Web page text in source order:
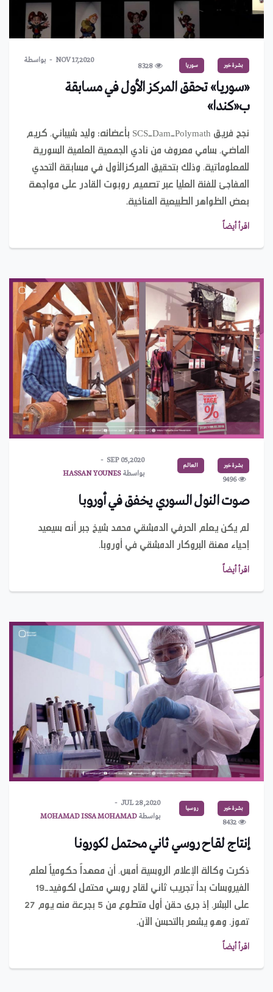
بشرة خير سوريا 8328
NOV 17,2020 بواسطة
«سوريا» تحقق المركز الأول في مسابقة
ب«كندا»
نجح فريق SCS-Dam-Polymath بأعضائه: وليد شيباني، كريم
الماضي، سامي معروف من نادي الجمعية العلمية السورية
للمعلوماتية، وذلك بتحقيق المركزالأول في مسابقة التحدي
المفاجئ للفئة العليا عبر تصميم روبوت القادر على مواجهة
بعض الظواهر الطبيعية المناخية.
اقرأ أيضاً
بشرة خير العالم
9496
SEP 05,2020
بواسطةHASSAN YOUNES
صوت النول السوري يخفق في أوروبا
لم يكن يعلم الحرفي الدمشقي محمد شيخ جبر أنه سيعيد
إحياء مهنة البروكار الدمشقي في أوروبا،
اقرأ أيضاً
بشرة خير روسيا
8432
JUL 28,2020
بواسطةMOHAMAD ISSA MOHAMAD
إنتاج لقاح روسي ثاني محتمل لكورونا
ذكرت وكالة الإعلام الروسية أمس، أن معهداً حكومياً لعلم
الفيروسات بدأ تجريب ثاني لقاح روسي محتمل لكوفيد-19
على البشر، إذ جرى حقن أول متطوع من 5 بجرعة منه يوم 27
تموز، وهو يشعر بالتحسن الآن.
اقرأ أيضاً